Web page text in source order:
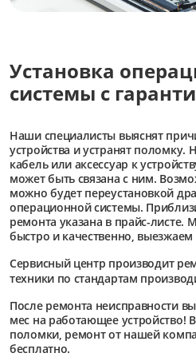
Установка
системы с
Наши специалисты выяснят
устройства и устранят поломку.
кабель или аксессуар к
может быть связана с ним.
можно будет переустановкой
операционной системы.
ремонта указана в прайс-
быстро и качественно,
Сервисный центр производит
техники по стандартам
После ремонта неисправности
мес на работающее устройство!
поломки, ремонт от нашей
бесплатно.